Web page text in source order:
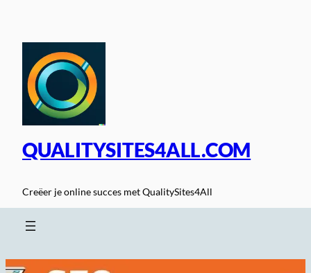
inhoud
QUALITYSITES4ALL.COM
Creëer je online succes met QualitySites4All